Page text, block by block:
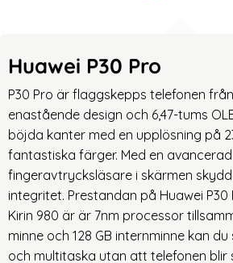
Huawei P30 Pro
P30 Pro är flaggskepps telefonen
enastående design och 6,47-tums
böjda kanter med en upplösning på
fantastiska färger. Med en avancerad
fingeravtrycksläsare i skärmen
integritet. Prestandan på Huawei P30
Kirin 980 är är 7nm processor
minne och 128 GB internminne kan
och multitaska utan att telefonen blir